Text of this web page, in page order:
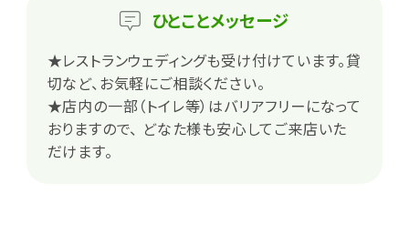
ひとことメッセージ
★レストランウェディングも受け付けています。貸
切など、お気軽にご相談ください。
★店内の一部（トイレ等）はバリアフリーになって
おりますので、 どなた様も安心してご来店いた
だけます。